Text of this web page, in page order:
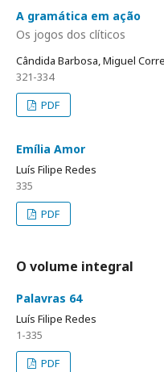
A gramática em ação
Os jogos dos clíticos
Cândida Barbosa, Miguel
321-334
PDF
Emília Amor
Luí­s Filipe Redes
335
PDF
O volume integral
Palavras 64
Luí­s Filipe Redes
1-335
PDF